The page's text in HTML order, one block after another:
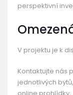
perspektivní
V projektu je k
Kontaktujte nás
jednotlivých